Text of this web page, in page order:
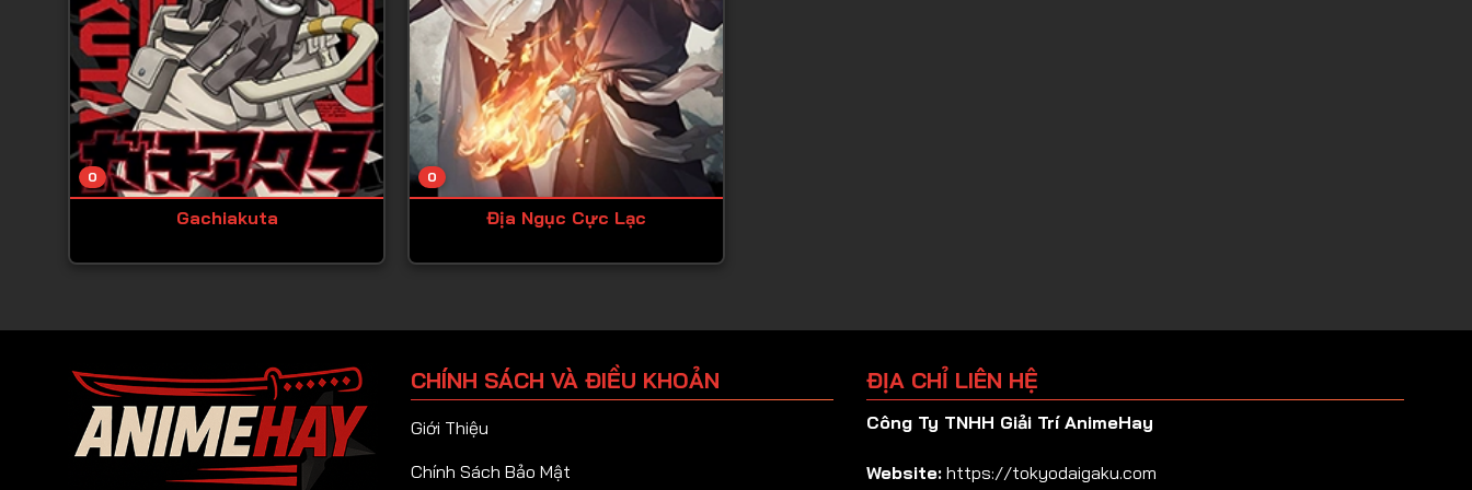
0
Gachiakuta
0
Địa Ngục Cực Lạc
CHÍNH SÁCH VÀ ĐIỀU KHOẢN
Giới Thiệu
Chính Sách Bảo Mật
ĐỊA CHỈ LIÊN HỆ
Công Ty TNHH Giải Trí AnimeHay
Website: https://tokyodaigaku.com